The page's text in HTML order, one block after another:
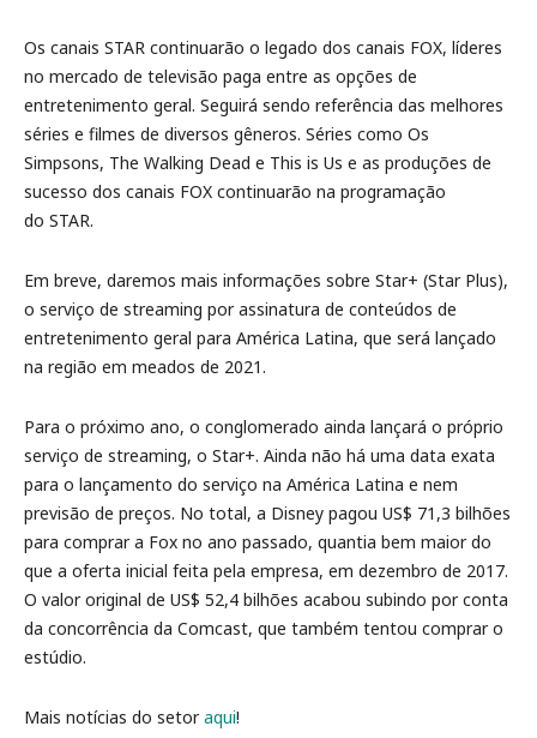
Os canais STAR continuarão o legado dos canais FOX, líderes
no mercado de televisão paga entre as opções de
entretenimento geral. Seguirá sendo referência das melhores
séries e filmes de diversos gêneros. Séries como Os
Simpsons, The Walking Dead e This is Us e as produções de
sucesso dos canais FOX continuarão na programação
do STAR.
Em breve, daremos mais informações sobre Star+ (Star Plus),
o serviço de streaming por assinatura de conteúdos de
entretenimento geral para América Latina, que será lançado
na região em meados de 2021.
Para o próximo ano, o conglomerado ainda lançará o próprio
serviço de streaming, o Star+. Ainda não há uma data exata
para o lançamento do serviço na América Latina e nem
previsão de preços. No total, a Disney pagou US$ 71,3 bilhões
para comprar a Fox no ano passado, quantia bem maior do
que a oferta inicial feita pela empresa, em dezembro de 2017.
O valor original de US$ 52,4 bilhões acabou subindo por conta
da concorrência da Comcast, que também tentou comprar o
estúdio.
Mais notícias do setoraqui!